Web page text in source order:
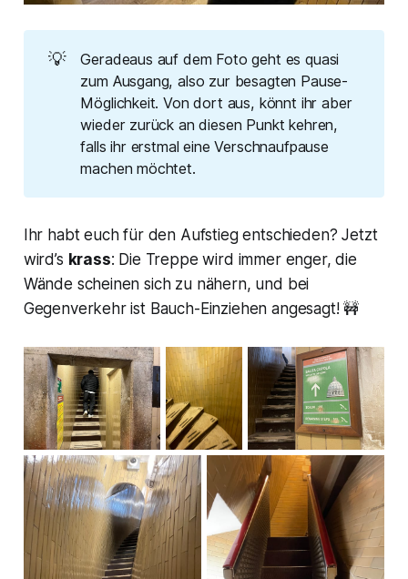
💡
Geradeaus auf dem Foto geht es quasi
zum Ausgang, also zur besagten Pause-
Möglichkeit. Von dort aus, könnt ihr aber
wieder zurück an diesen Punkt kehren,
falls ihr erstmal eine Verschnaufpause
machen möchtet.
Ihr habt euch für den Aufstieg entschieden? Jetzt
wird’s krass: Die Treppe wird immer enger, die
Wände scheinen sich zu nähern, und bei
Gegenverkehr ist Bauch-Einziehen angesagt! 🚧